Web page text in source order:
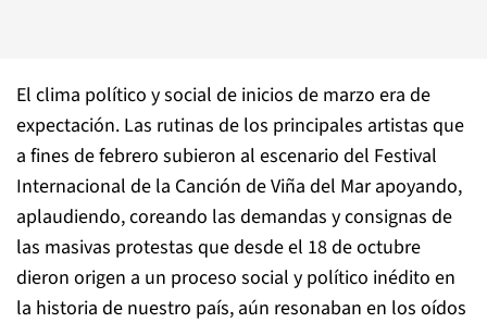
El clima político y social de inicios de marzo era de
expectación. Las rutinas de los principales artistas que
a fines de febrero subieron al escenario del Festival
Internacional de la Canción de Viña del Mar apoyando,
aplaudiendo, coreando las demandas y consignas de
las masivas protestas que desde el 18 de octubre
dieron origen a un proceso social y político inédito en
la historia de nuestro país, aún resonaban en los oídos